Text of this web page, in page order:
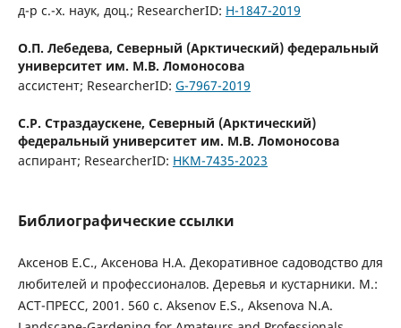
д-р с.-х. наук, доц.; ResearcherID: H-1847-2019
О.П. Лебедева, Северный (Арктический) федеральный
университет им. М.В. Ломоносова
ассистент; ResearcherID: G-7967-2019
С.Р. Страздаускене, Северный (Арктический)
федеральный университет им. М.В. Ломоносова
аспирант; ResearcherID: HKM-7435-2023
Библиографические ссылки
Аксенов Е.С., Аксенова Н.А. Декоративное садоводство для
любителей и профессионалов. Деревья и кустарники. М.:
АСТ-ПРЕСС, 2001. 560 с. Aksenov E.S., Aksenova N.A.